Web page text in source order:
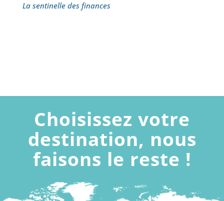
La sentinelle des finances
Choisissez votre
destination, nous
faisons le reste !